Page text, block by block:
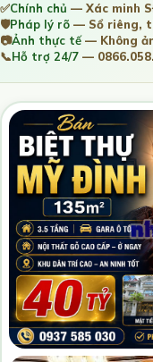
✅Chính chủ — Xác minh
🛡️Pháp lý rõ — Sổ riêng,
📷Ảnh thực tế— Không
📞Hỗ trợ 24/7 —